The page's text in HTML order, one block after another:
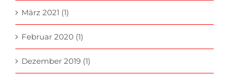
März 2021 (1)
Februar 2020 (1)
Dezember 2019 (1)